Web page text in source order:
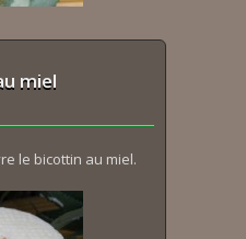
miel
le bicottin au miel.